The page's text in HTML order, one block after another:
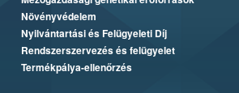
Növényvédelem
Nyilvántartási és Felügyeleti Díj
Rendszerszervezés és felügyelet
Termékpálya-ellenőrzés